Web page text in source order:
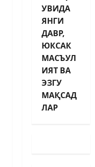
УВИДА
ЯНГИ
ДАВР,
ЮКСАК
МАСЪУЛ
ИЯТ ВА
ЭЗГУ
МАҚСАД
ЛАР